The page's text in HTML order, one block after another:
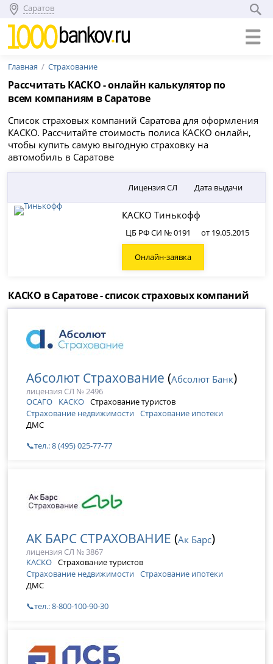
Саратов
Главная Страхование
Рассчитать КАСКО - онлайн калькулятор по
всем компаниям в Саратове
Список страховых компаний Саратова для оформления
КАСКО. Рассчитайте стоимость полиса КАСКО онлайн,
чтобы купить самую выгодную страховку на
автомобиль в Саратове
Лицензия СЛ Дата выдачи
КАСКО Тинькофф
ЦБ РФ СИ № 0191 от 19.05.2015
Онлайн-заявка
КАСКО в Саратове - список страховых компаний
Абсолют Страхование (Абсолют Банк)
лицензия СЛ № 2496
ОСАГО
КАСКО Страхование туристов
Страхование недвижимости Страхование ипотеки
ДМС
📞тел.: 8 (495) 025-77-77
АК БАРС СТРАХОВАНИЕ (Ак Барс)
лицензия СЛ № 3867
КАСКО Страхование туристов
Страхование недвижимости Страхование ипотеки
ДМС
📞тел.: 8-800-100-90-30